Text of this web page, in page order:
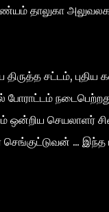
தாலுகா
திருத்த சட்டம்,
போராட்டம்
ஒன்றிய செயலாளர்
செங்குட்டுவன் ...